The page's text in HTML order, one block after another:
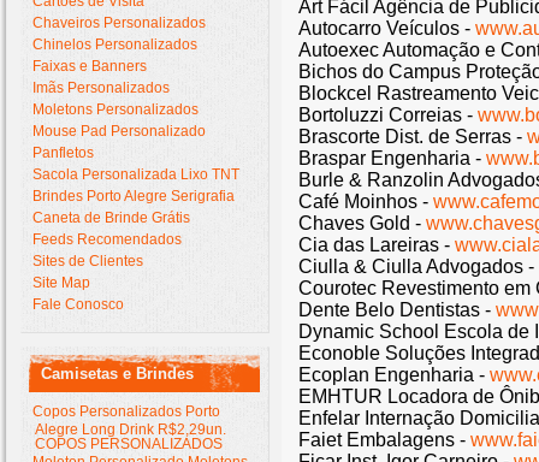
Chaveiros Personalizados
Chinelos Personalizados
Faixas e Banners
Imãs Personalizados
Moletons Personalizados
Mouse Pad Personalizado
Panfletos
Sacola Personalizada Lixo TNT
Brindes Porto Alegre Serigrafia
Caneta de Brinde Grátis
Feeds Recomendados
Sites de Clientes
Site Map
Fale Conosco
Camisetas e Brindes
Copos Personalizados Porto
Alegre Long Drink R$2,29un.
COPOS PERSONALIZADOS
Art Fácil Agência de
Autocarro Veículos -
Autoexec Automação e
Bichos do Campus
Blockcel Rastreamento
Bortoluzzi Correias -
Brascorte Dist. de Serras -
Braspar Engenharia -
Burle & Ranzolin
Café Moinhos -
Chaves Gold -
Cia das Lareiras -
Ciulla & Ciulla Advogados -
Courotec Revestimento em
Dente Belo Dentistas -
Dynamic School Escola de
Econoble Soluções
Ecoplan Engenharia -
EMHTUR Locadora de
Enfelar Internação
Faiet Embalagens -